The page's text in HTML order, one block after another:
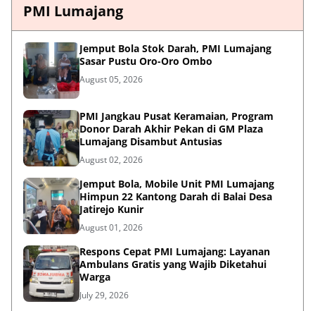
PMI Lumajang
Jemput Bola Stok Darah, PMI Lumajang
Sasar Pustu Oro-Oro Ombo
August 05, 2026
PMI Jangkau Pusat Keramaian, Program
Donor Darah Akhir Pekan di GM Plaza
Lumajang Disambut Antusias
August 02, 2026
Jemput Bola, Mobile Unit PMI Lumajang
Himpun 22 Kantong Darah di Balai Desa
Jatirejo Kunir
August 01, 2026
Respons Cepat PMI Lumajang: Layanan
Ambulans Gratis yang Wajib Diketahui
Warga
July 29, 2026